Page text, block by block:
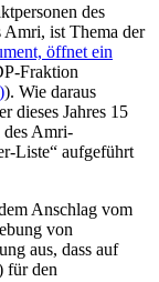
des
ist Thema der
öffnet ein
Fraktion
). Wie daraus
dieses Jahres 15
des Amri-
Liste“ aufgeführt
Anschlag vom
von
aus, dass auf
für den